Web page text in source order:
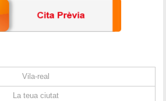
Vila-real
La teua ciutat